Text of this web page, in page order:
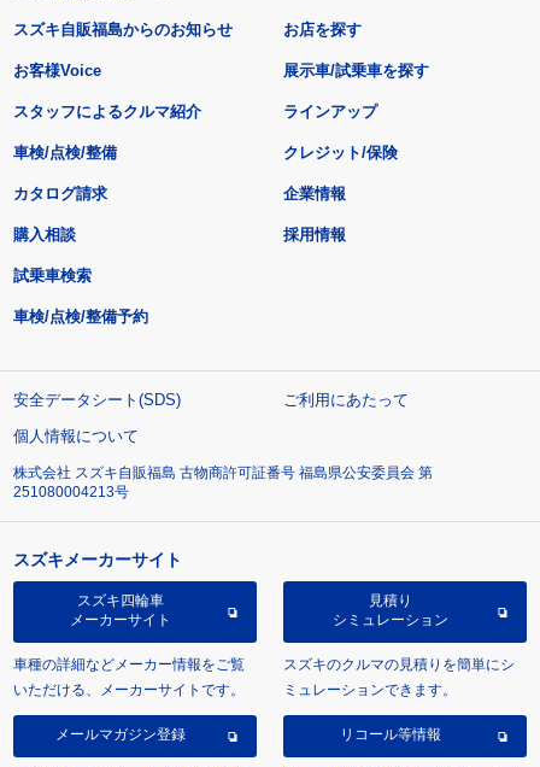
スズキ自販福島からのお知らせ
お客様Voice
スタッフによるクルマ紹介
お店を探す
展示車/試乗車を探す
ラインアップ
車検/点検/整備 クレジット/保険
カタログ請求
購入相談
試乗車検索
車検/点検/整備予約
企業情報
採用情報
安全データシート(SDS)
ご利用にあたって
個人情報について
株式会社 スズキ自販福島 古物商許可証番号 福島県公安委員会 第
251080004213号
スズキメーカーサイト
スズキ四輪車
メーカーサイト
車種の詳細などメーカー情報をご覧
いただける、メーカーサイトです。
見積り
シミュレーション
スズキのクルマの見積りを簡単にシ
ミュレーションできます。
メールマガジン登録 リコール等情報